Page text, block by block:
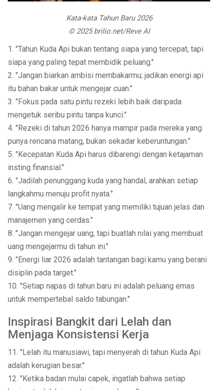
Kata-kata Tahun Baru 2026
© 2025 brilio.net/Reve AI
1. "Tahun Kuda Api bukan tentang siapa yang tercepat, tapi
siapa yang paling tepat membidik peluang."
2. "Jangan biarkan ambisi membakarmu; jadikan energi api
itu bahan bakar untuk mengejar cuan."
3. "Fokus pada satu pintu rezeki lebih baik daripada
mengetuk seribu pintu tanpa kunci."
4. "Rezeki di tahun 2026 hanya mampir pada mereka yang
punya rencana matang, bukan sekadar keberuntungan."
5. "Kecepatan Kuda Api harus dibarengi dengan ketajaman
insting finansial."
6. "Jadilah penunggang kuda yang handal, arahkan setiap
langkahmu menuju profit nyata."
7. "Uang mengalir ke tempat yang memiliki tujuan jelas dan
manajemen yang cerdas."
8. "Jangan mengejar uang, tapi buatlah nilai yang membuat
uang mengejarmu di tahun ini."
9. "Energi liar 2026 adalah tantangan bagi kamu yang berani
disiplin pada target."
10. "Setiap napas di tahun baru ini adalah peluang emas
untuk mempertebal saldo tabungan."
Inspirasi Bangkit dari Lelah dan
Menjaga Konsistensi Kerja
11. "Lelah itu manusiawi, tapi menyerah di tahun Kuda Api
adalah kerugian besar."
12. "Ketika badan mulai capek, ingatlah bahwa setiap